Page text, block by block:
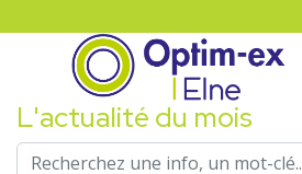
L'actualité du mois